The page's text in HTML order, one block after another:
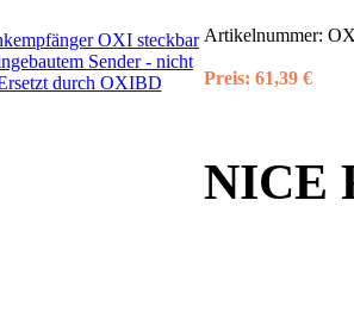
Artikelnummer:
Preis: 61,39 €
NICE